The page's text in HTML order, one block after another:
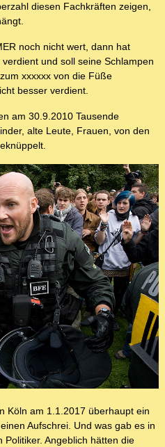
diesen Fachkräften zeigen,
noch nicht wert, dann hat
und soll seine Schlampen
xxxxxx von die Füße
besser verdient.
am 30.9.2010 Tausende
alte Leute, Frauen, von den
Köln am 1.1.2017 überhaupt ein
Aufschrei. Und was gab es in
Angeblich hätten die